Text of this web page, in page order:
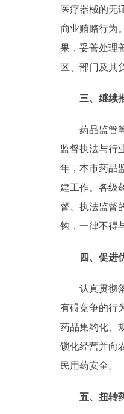
医疗器械的无
商业贿赂行为
果，妥善处理
区、部门及其
三、继续
药品监管等
监督执法与行
年，本市药品
建工作。各级
督、执法监督
钩，一律不得
四、促进
认真贯彻落
有碍竞争的行
药品集约化、
锁化经营并向
民用药安全。
五、扭转药